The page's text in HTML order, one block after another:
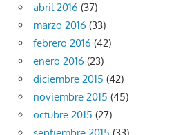
abril 2016 (37)
marzo 2016 (33)
febrero 2016 (42)
enero 2016 (23)
diciembre 2015 (42)
noviembre 2015 (45)
octubre 2015 (27)